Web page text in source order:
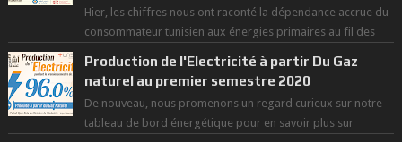
Hier, les chiffres nous ont raconté la dépendance accrue du
consommateur tunisien aux énergies primaires au fil des
Production de l'Electricité à partir Du Gaz
naturel au premier semestre 2020
De nouveau, nous promenons un regard curieux sur notre
tableau de bord énergétique pour en savoir plus sur